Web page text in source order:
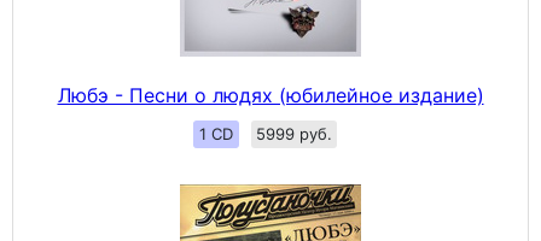
Любэ - Песни о людях (юбилейное издание)
1 CD 5999 руб.